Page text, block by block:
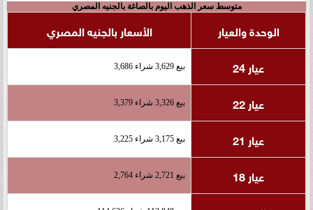
متوسط سعر الذهب اليوم بالصاغة بالجنيه المصري
الوحدة والعيار
الأسعار بالجنيه المصري
عيار 24
بيع 3,629 شراء 3,686
عيار 22 بيع 3,326 شراء 3,379
عيار 21 بيع 3,175 شراء 3,225
عيار 18 بيع 2,721 شراء 2,764